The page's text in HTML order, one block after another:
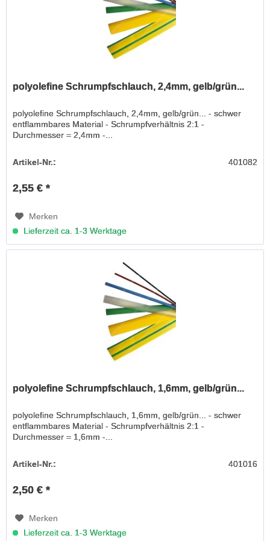
polyolefine Schrumpfschlauch, 2,4mm, gelb/grün...
polyolefine Schrumpfschlauch, 2,4mm, gelb/grün... - schwer
entflammbares Material - Schrumpfverhältnis 2:1 -
Durchmesser = 2,4mm -...
Artikel-Nr.: 401082
2,55 € *
Merken
Lieferzeit ca. 1-3 Werktage
polyolefine Schrumpfschlauch, 1,6mm, gelb/grün...
polyolefine Schrumpfschlauch, 1,6mm, gelb/grün... - schwer
entflammbares Material - Schrumpfverhältnis 2:1 -
Durchmesser = 1,6mm -...
Artikel-Nr.: 401016
2,50 € *
Merken
Lieferzeit ca. 1-3 Werktage